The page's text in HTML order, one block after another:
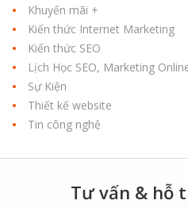
Khuyến mãi +
Kiến thức Internet Marketing
Kiến thức SEO
Lịch Học SEO, Marketing
Sự Kiện
Thiết kế website
Tin công nghệ
Tư vấn & hỗ